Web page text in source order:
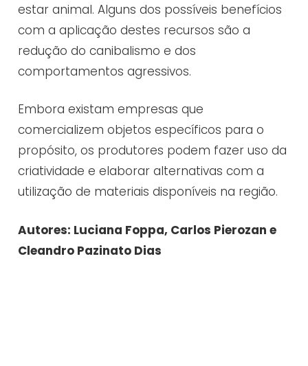
estar animal. Alguns dos possíveis benefícios
com a aplicação destes recursos são a
redução do canibalismo e dos
comportamentos agressivos.
Embora existam empresas que
comercializem objetos específicos para o
propósito, os produtores podem fazer uso da
criatividade e elaborar alternativas com a
utilização de materiais disponíveis na região.
Autores: Luciana Foppa, Carlos Pierozan e
Cleandro Pazinato Dias